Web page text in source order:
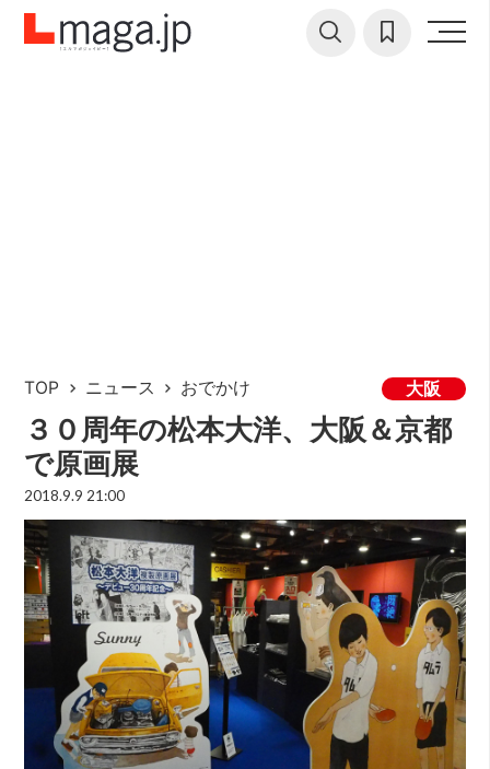
TOP ニュース おでかけ 大阪
３０周年の松本大洋、大阪＆京都
で原画展
2018.9.9 21:00